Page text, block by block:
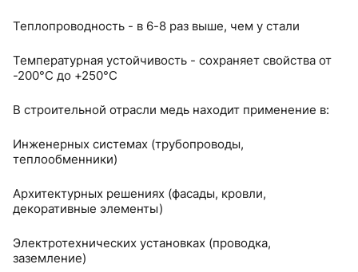
Теплопроводность - в 6-8 раз выше, чем у стали
Температурная устойчивость - сохраняет свойства от
-200°C до +250°C
В строительной отрасли медь находит применение в:
Инженерных системах (трубопроводы,
теплообменники)
Архитектурных решениях (фасады, кровли,
декоративные элементы)
Электротехнических установках (проводка,
заземление)